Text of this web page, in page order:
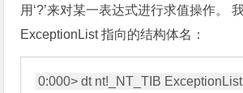
用‘?’来对某一表达式进行求值操作。
ExceptionList 指向的结构体名：
0:000> dt nt!_NT_TIB ExceptionList